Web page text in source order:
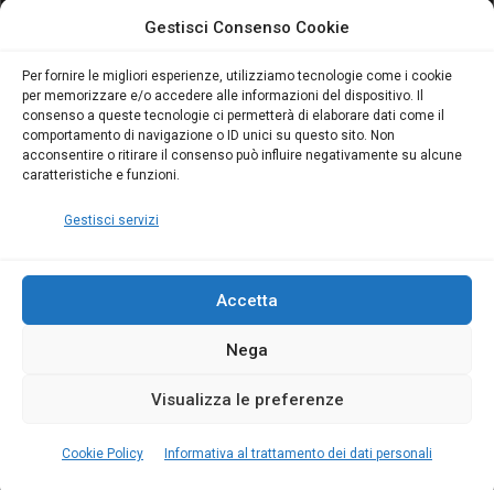
Gestisci Consenso Cookie
Per fornire le migliori esperienze, utilizziamo tecnologie come i cookie
per memorizzare e/o accedere alle informazioni del dispositivo. Il
consenso a queste tecnologie ci permetterà di elaborare dati come il
comportamento di navigazione o ID unici su questo sito. Non
acconsentire o ritirare il consenso può influire negativamente su alcune
caratteristiche e funzioni.
Gestisci servizi
Accetta
Nega
Visualizza le preferenze
Cookie Policy Informativa al trattamento dei dati personali
scopri il Corso Blumatica
scopri il Corso Blumatica
Blumaticasu
Coordinatore della
Sicurezza: cosa è
richiesto per abilitazione
e aggiornamento
Copyright Blumatica
MENU